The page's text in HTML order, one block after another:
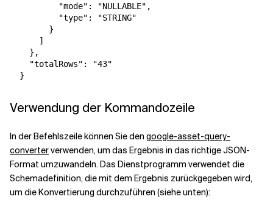
          "mode": "NULLABLE",
          "type": "STRING"
        }
      ]
    },
    "totalRows": "43"
Verwendung der Kommandozeile
In der Befehlszeile können Sie den google-asset-query-
converterverwenden, um das Ergebnis in das richtige JSON-
Format umzuwandeln. Das Dienstprogramm verwendet die
Schemadefinition, die mit dem Ergebnis zurückgegeben wird,
um die Konvertierung durchzuführen (siehe unten):